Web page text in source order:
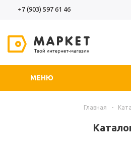
+7 (903) 597 61 46
МЕНЮ
Главная -